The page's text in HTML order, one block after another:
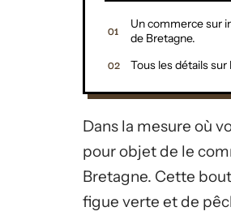
Un commerce sur
de Bretagne.
Tous les détails sur
Dans la mesure où
pour objet de le
Bretagne. Cette
figue verte et de